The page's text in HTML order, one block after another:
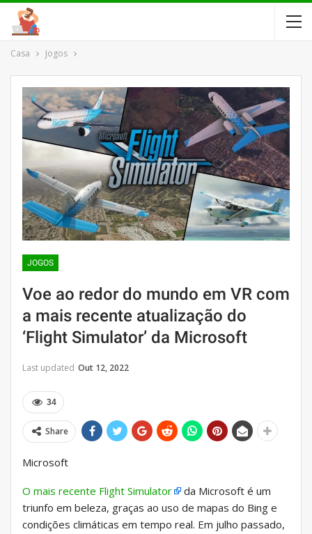
Casa Jogos
JOGOS
Voe ao redor do mundo em VR com
a mais recente atualização do
‘Flight Simulator’ da Microsoft
Last updated Out 12, 2022
34
Share
Microsoft
O mais recente Flight Simulator
da Microsoft é um
triunfo em beleza, graças ao uso de mapas do Bing e
condições climáticas em tempo real. Em julho passado,